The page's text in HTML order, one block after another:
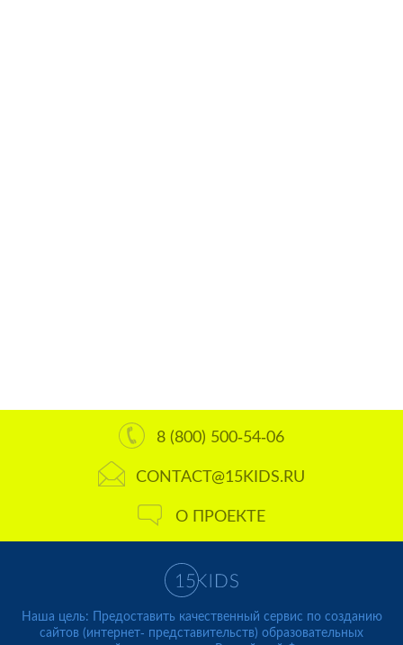
8 (800) 500-54-06
CONTACT@15KIDS.RU
О ПРОЕКТЕ
Наша цель: Предоставить качественный сервис по созданию
сайтов (интернет- представительств) образовательных